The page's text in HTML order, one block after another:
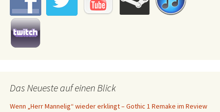
Das Neueste auf einen Blick
Wenn „Herr Mannelig“ wieder erklingt – Gothic 1 Remake im Review